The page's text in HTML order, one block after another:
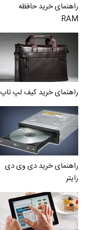
راهنمای خرید حافظه
RAM
راهنمای خرید کیف لپ تاپ
راهنمای خرید دی وی دی
رایتر